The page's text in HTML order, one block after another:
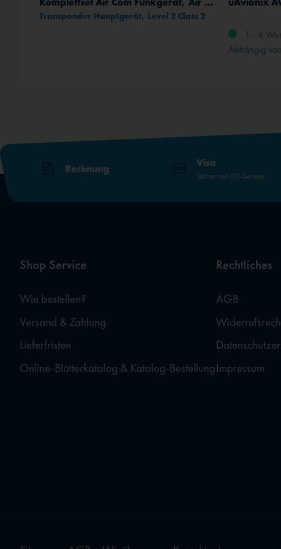
Transponder Hauptgerät, Level 2 Class 2
1 - 4
Abhängig
Rechnung Visa
Sicher mit 3D-Secure
Shop Service
Wie bestellen?
Versand & Zahlung
Lieferfristen
Online-Blätterkatalog & Katalog-Bestellung
Rechtliches
AGB
Impressum